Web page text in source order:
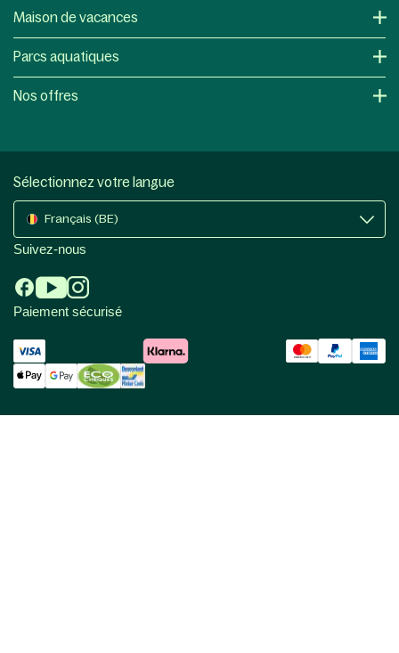
Maison de vacances
Parcs aquatiques
Nos offres
Sélectionnez votre langue
Français (BE)
Suivez-nous
Paiement sécurisé